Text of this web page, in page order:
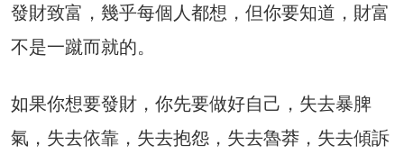
發財致富，幾乎每個人都想，但你要知道，財富
不是一蹴而就的。
如果你想要發財，你先要做好自己，失去暴脾
氣，失去依靠，失去抱怨，失去魯莽，失去傾訴